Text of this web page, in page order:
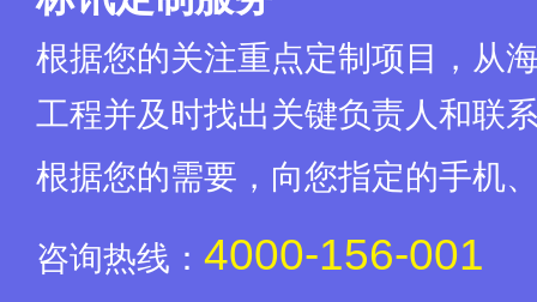
根据您的关注重点定制项目，从
工程并及时找出关键负责人和联
根据您的需要，向您指定的手机
咨询热线： 4000-156-001